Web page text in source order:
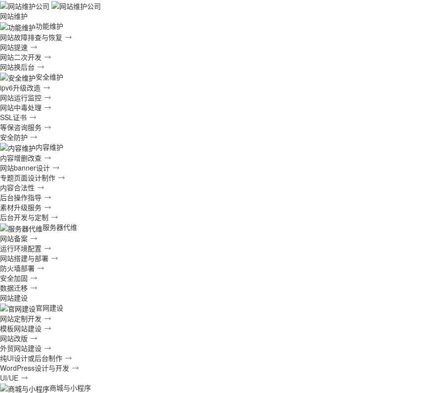
网站维护
功能维护
网站故障排查与恢复
网站提速
网站二次开发
网站换后台
安全维护
ipv6升级改造
网站运行监控
网站中毒处理
SSL证书
等保咨询服务
安全防护
内容维护
内容增删改查
网站banner设计
专题页面设计制作
内容合法性
后台操作指导
素材升级服务
后台开发与定制
服务器代维
网站备案
运行环境配置
网站搭建与部署
防火墙部署
安全加固
数据迁移
网站建设
官网建设
网站定制开发
模板网站建设
网站改版
外贸网站建设
纯UI设计或后台制作
WordPress设计与开发
UI/UE
商城与小程序